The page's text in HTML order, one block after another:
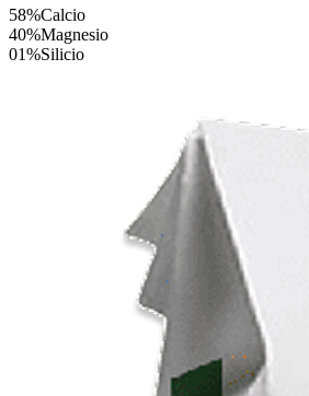
58%Calcio
40%Magnesio
01%Silicio